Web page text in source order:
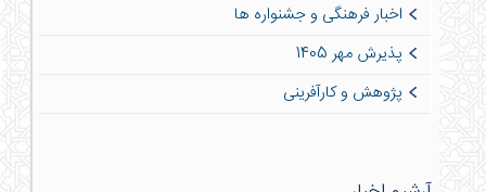
اخبار فرهنگی و جشنواره ها
پذیرش مهر 1405
پژوهش و کارآفرینی